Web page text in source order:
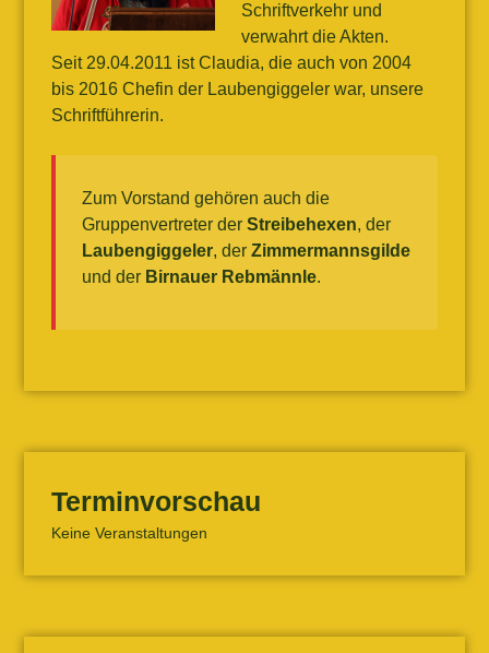
Schriftverkehr und
verwahrt die Akten.
Seit 29.04.2011 ist Claudia, die auch von 2004
bis 2016 Chefin der Laubengiggeler war, unsere
Schriftführerin.
Zum Vorstand gehören auch die
Gruppenvertreter der Streibehexen, der
Laubengiggeler, der Zimmermannsgilde
und der Birnauer Rebmännle.
Terminvorschau
Keine Veranstaltungen